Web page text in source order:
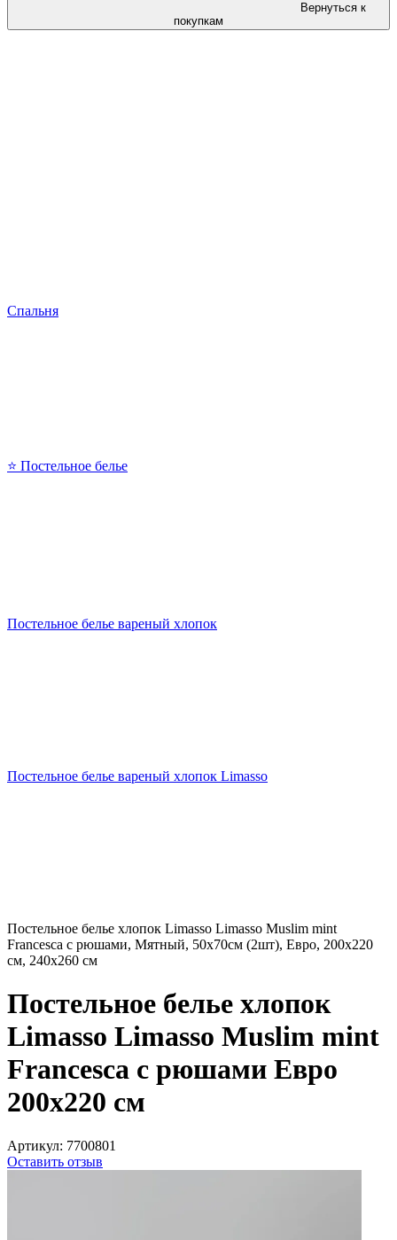
Вернуться к
покупкам
Спальня
⭐ Постельное белье
Постельное белье вареный хлопок
Постельное белье вареный хлопок Limasso
Постельное белье хлопок Limasso Limasso Muslim mint
Francesca с рюшами, Мятный, 50х70см (2шт), Евро, 200х220
см, 240х260 см
Постельное белье хлопок
Limasso Limasso Muslim mint
Francesca с рюшами Евро
200х220 см
Артикул: 7700801
Оставить отзыв